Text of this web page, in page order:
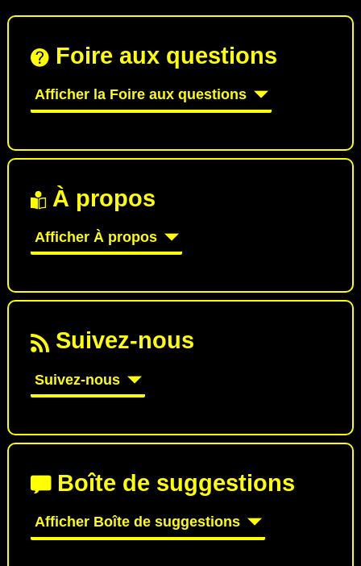
Foire aux questions
Afficher la Foire aux questions
À propos
Afficher À propos
Suivez-nous
Suivez-nous
Boîte de suggestions
Afficher Boîte de suggestions